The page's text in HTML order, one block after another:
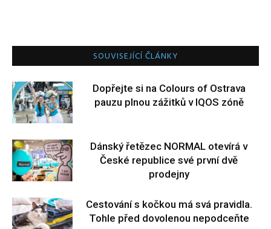
SOUVISEJÍCÍ ČLÁNKY
Dopřejte si na Colours of Ostrava
pauzu plnou zážitků v IQOS zóně
Dánský řetězec NORMAL otevírá v
České republice své první dvě
prodejny
Cestování s kočkou má svá pravidla.
Tohle před dovolenou nepodceňte